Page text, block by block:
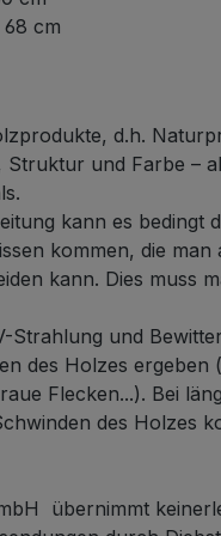
cm
d.h.
Struktur und Farbe –
kann es bedingt
kommen, die man
kann. Dies muss
Strahlung und
des Holzes ergeben
Flecken...). Bei
des Holzes
übernimmt